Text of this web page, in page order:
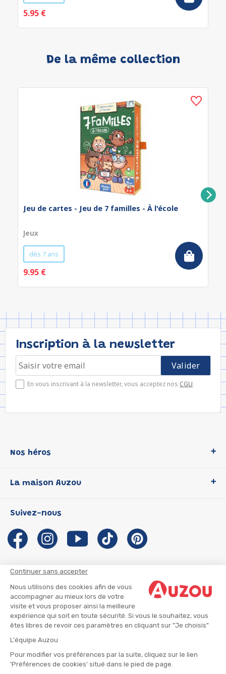
Continuer sans accepter
Nous utilisons des cookies afin de vous
accompagner au mieux lors de votre
visite et vous proposer ainsi la meilleure
expérience qui soit en toute sécurité. Si vous le souhaitez, vous
êtes libres de revoir ces paramètres en cliquant sur "Je choisis"
L'équipe Auzou
Pour modifier vos préférences par la suite, cliquez sur le lien
'Préférences de cookies' situé dans le pied de page.
5.95 €
De la même collection
Jeu de cartes - Jeu de 7 familles - À l'école
Jeux
dès 7 ans
9.95 €
Inscription à la newsletter
En vous inscrivant à la newsletter, vous acceptez nos CGU.
Nos héros
P'tit Loup
Les Influenceuses
Migali
Petite Taupe
La maison Auzou
Notre histoire
Auzou s'engage
Auteurs et illustrateurs Auzou
Suivre mon colis
Infos consommateur
Suivez-nous
CGU
CGV
Mentions légales